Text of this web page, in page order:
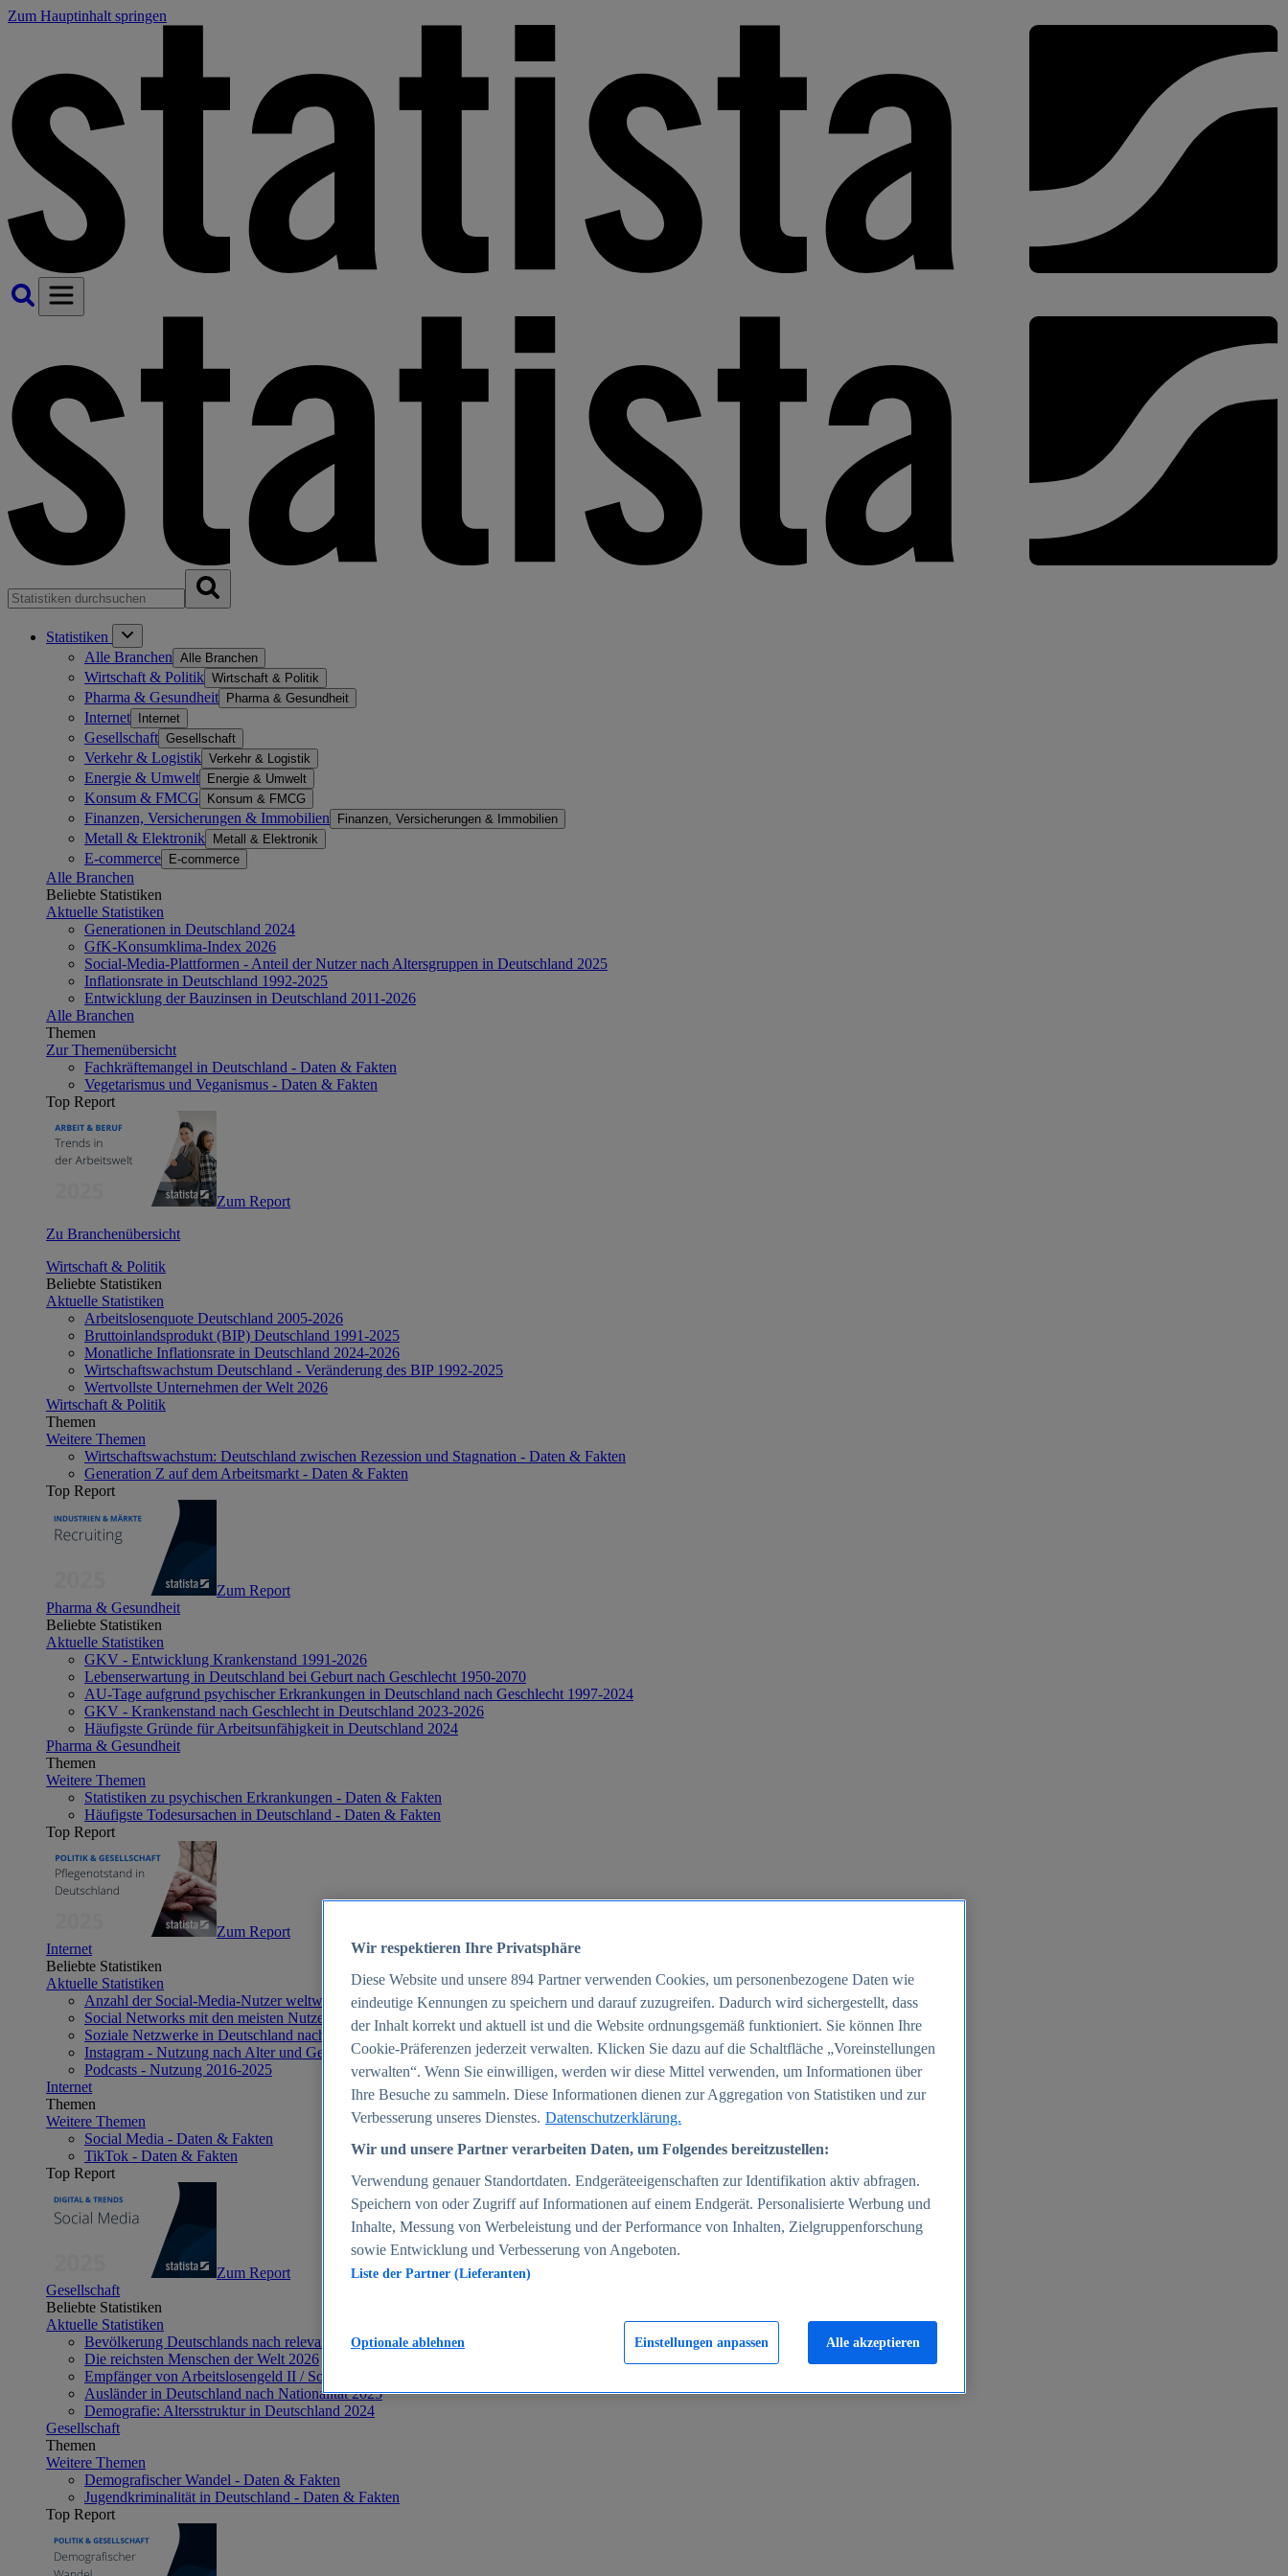
Zum Hauptinhalt springen
Statistiken
Alle Branchen Alle Branchen
Wirtschaft & Politik Wirtschaft & Politik
Pharma & Gesundheit Pharma & Gesundheit
Internet Internet
Gesellschaft Gesellschaft
Verkehr & Logistik Verkehr & Logistik
Energie & Umwelt Energie & Umwelt
Konsum & FMCG Konsum & FMCG
Finanzen, Versicherungen & Immobilien Finanzen, Versicherungen & Immobilien
Metall & Elektronik Metall & Elektronik
E-commerce E-commerce
Alle Branchen
Beliebte Statistiken
Aktuelle Statistiken
Generationen in Deutschland 2024
GfK-Konsumklima-Index 2026
Social-Media-Plattformen - Anteil der Nutzer nach Altersgruppen in Deutschland 2025
Inflationsrate in Deutschland 1992-2025
Entwicklung der Bauzinsen in Deutschland 2011-2026
Alle Branchen
Themen
Zur Themenübersicht
Fachkräftemangel in Deutschland - Daten & Fakten
Vegetarismus und Veganismus - Daten & Fakten
Top Report
Zum Report
Zu Branchenübersicht
Wirtschaft & Politik
Beliebte Statistiken
Aktuelle Statistiken
Arbeitslosenquote Deutschland 2005-2026
Bruttoinlandsprodukt (BIP) Deutschland 1991-2025
Monatliche Inflationsrate in Deutschland 2024-2026
Wirtschaftswachstum Deutschland - Veränderung des BIP 1992-2025
Wertvollste Unternehmen der Welt 2026
Wirtschaft & Politik
Themen
Weitere Themen
Wirtschaftswachstum: Deutschland zwischen Rezession und Stagnation - Daten & Fakten
Generation Z auf dem Arbeitsmarkt - Daten & Fakten
Top Report
Zum Report
Pharma & Gesundheit
Beliebte Statistiken
Aktuelle Statistiken
GKV - Entwicklung Krankenstand 1991-2026
Lebenserwartung in Deutschland bei Geburt nach Geschlecht 1950-2070
AU-Tage aufgrund psychischer Erkrankungen in Deutschland nach Geschlecht 1997-2024
GKV - Krankenstand nach Geschlecht in Deutschland 2023-2026
Häufigste Gründe für Arbeitsunfähigkeit in Deutschland 2024
Pharma & Gesundheit
Themen
Weitere Themen
Statistiken zu psychischen Erkrankungen - Daten & Fakten
Häufigste Todesursachen in Deutschland - Daten & Fakten
Top Report
Zum Report
Internet
Beliebte Statistiken
Aktuelle Statistiken
Anzahl der Social-Media-Nutzer weltweit 2012-2025
Social Networks mit den meisten Nutzern weltweit 2025
Soziale Netzwerke in Deutschland nach Generationen 2025
Instagram - Nutzung nach Alter und Geschlecht in Deutschland 2025
Podcasts - Nutzung 2016-2025
Internet
Themen
Weitere Themen
Social Media - Daten & Fakten
TikTok - Daten & Fakten
Top Report
Zum Report
Gesellschaft
Beliebte Statistiken
Aktuelle Statistiken
Bevölkerung Deutschlands nach relevanten Altersgruppen 2024
Die reichsten Menschen der Welt 2026
Empfänger von Arbeitslosengeld II / Sozialgeld / Bürgergeld in Deutschland 2005-2025
Ausländer in Deutschland nach Nationalität 2025
Demografie: Altersstruktur in Deutschland 2024
Gesellschaft
Themen
Weitere Themen
Demografischer Wandel - Daten & Fakten
Jugendkriminalität in Deutschland - Daten & Fakten
Top Report
Wir respektieren Ihre Privatsphäre
Diese Website und unsere 894 Partner verwenden Cookies, um personenbezogene Daten wie
eindeutige Kennungen zu speichern und darauf zuzugreifen. Dadurch wird sichergestellt, dass
der Inhalt korrekt und aktuell ist und die Website ordnungsgemäß funktioniert. Sie können Ihre
Cookie-Präferenzen jederzeit verwalten. Klicken Sie dazu auf die Schaltfläche „Voreinstellungen
verwalten“. Wenn Sie einwilligen, werden wir diese Mittel verwenden, um Informationen über
Ihre Besuche zu sammeln. Diese Informationen dienen zur Aggregation von Statistiken und zur
Verbesserung unseres Dienstes. Datenschutzerklärung.
Wir und unsere Partner verarbeiten Daten, um Folgendes bereitzustellen:
Verwendung genauer Standortdaten. Endgeräteeigenschaften zur Identifikation aktiv abfragen.
Speichern von oder Zugriff auf Informationen auf einem Endgerät. Personalisierte Werbung und
Inhalte, Messung von Werbeleistung und der Performance von Inhalten, Zielgruppenforschung
sowie Entwicklung und Verbesserung von Angeboten.
Liste der Partner (Lieferanten)
Einstellungen anpassen
Optionale ablehnen Alle akzeptieren